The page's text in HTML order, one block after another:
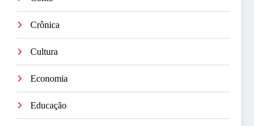
Crônica
Cultura
Economia
Educação